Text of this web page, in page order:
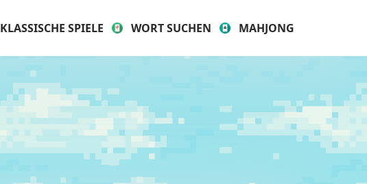
KLASSISCHE SPIELE WORT SUCHEN MAHJONG